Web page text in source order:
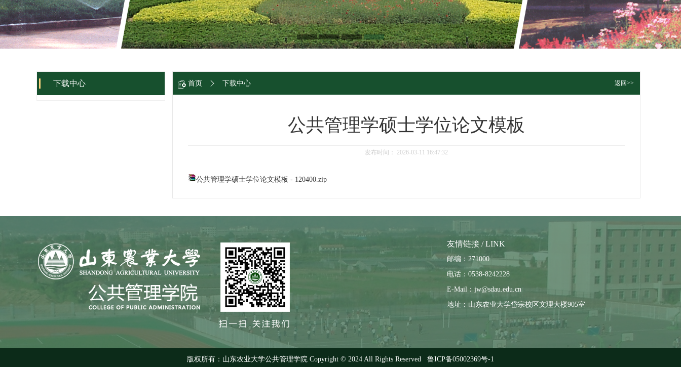
下载中心 首页 下载中心 返回>>
公共管理学硕士学位论文模板
发布时间： 2026-03-11 16:47:32
公共管理学硕士学位论文模板 - 120400.zip
友情链接 / LINK
邮编：271000
电话：0538-8242228
E-Mail：jw@sdau.edu.cn
地址：山东农业大学岱宗校区文理大楼905室
版权所有：山东农业大学公共管理学院 Copyright © 2024 All Rights Reserved 鲁ICP备05002369号-1